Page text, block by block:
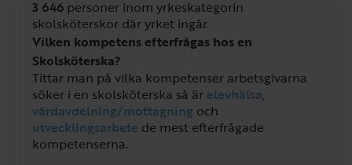
3 646 personer inom yrkeskategorin
skolsköterskor där yrket ingår.
Vilken kompetens efterfrågas hos en
Skolsköterska?
Tittar man på vilka kompetenser arbetsgivarna
söker i en skolsköterska så är elevhälsa,
vårdavdelning/mottagning och
utvecklingsarbete de mest efterfrågade
kompetenserna.